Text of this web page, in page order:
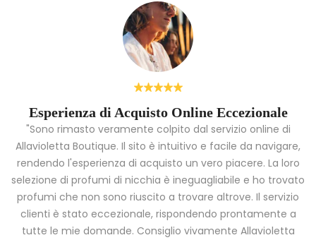
Esperienza di Acquisto Online Eccezionale
"Sono rimasto veramente colpito dal servizio online di
Allavioletta Boutique. Il sito è intuitivo e facile da navigare,
rendendo l'esperienza di acquisto un vero piacere. La loro
selezione di profumi di nicchia è ineguagliabile e ho trovato
profumi che non sono riuscito a trovare altrove. Il servizio
clienti è stato eccezionale, rispondendo prontamente a
tutte le mie domande. Consiglio vivamente Allavioletta